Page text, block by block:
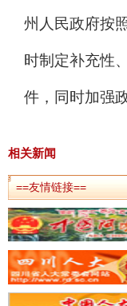
州人民政府按
时制定补充性
件，同时加强
相关新闻
==友情链接==